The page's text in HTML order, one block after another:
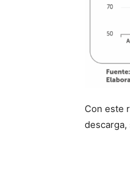
Con este